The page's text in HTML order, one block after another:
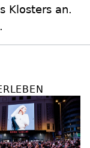
Klosters an.